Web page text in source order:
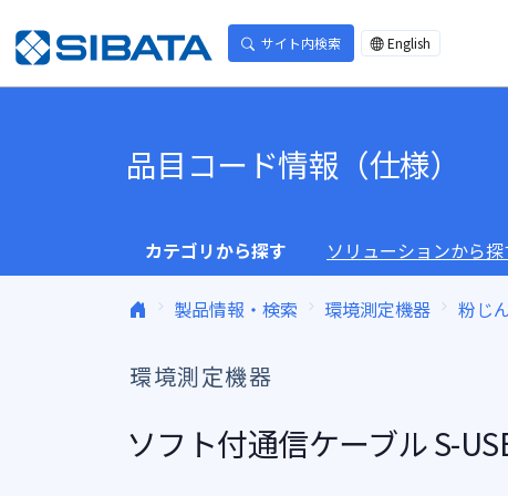
サイト内検索 English
品目コード情報（仕様）
カテゴリから探す ソリューションから探
製品情報・検索 環境測定機器 粉じ
環境測定機器
ソフト付通信ケーブル S-